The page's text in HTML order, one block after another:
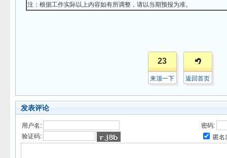
注：根据工作实际以上内容如有所调整，请以当期预报为准。
23
来顶一下 返回首页
发表评论
用户名:
密码:
验证码:
匿名